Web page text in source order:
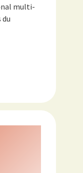
multi-